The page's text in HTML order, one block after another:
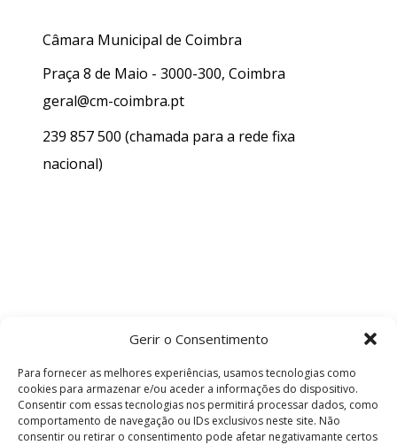
Gerir o Consentimento
Para fornecer as melhores experiências, usamos tecnologias como
cookies para armazenar e/ou aceder a informações do dispositivo.
Consentir com essas tecnologias nos permitirá processar dados, como
comportamento de navegação ou IDs exclusivos neste site. Não
consentir ou retirar o consentimento pode afetar negativamante certos
Câmara Municipal de Coimbra
Praça 8 de Maio - 3000-300, Coimbra
geral@cm-coimbra.pt
239 857 500 (chamada para a rede fixa
nacional)